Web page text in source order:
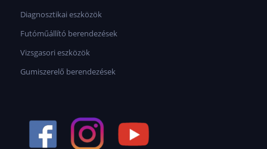
Diagnosztikai eszközök
Futóműállító berendezések
Vizsgasori eszközök
Gumiszerelő berendezések